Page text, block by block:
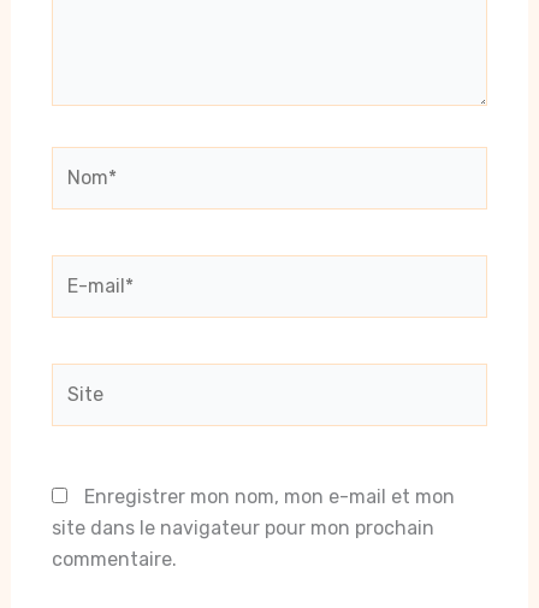
mail*
Enregistrer mon nom, mon e-mail et mon
site dans le navigateur pour mon prochain
commentaire.